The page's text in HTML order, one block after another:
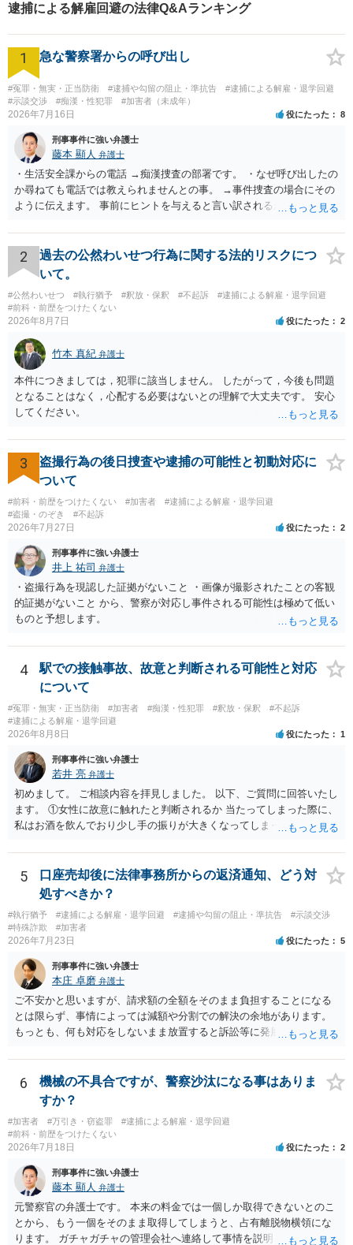
逮捕による解雇回避の法律Q&Aランキング
1 急な警察署からの呼び出し
#冤罪・無実・正当防衛 #逮捕や勾留の阻止・準抗告
#逮捕による解雇・退学回避
#示談交渉
#痴漢・性犯罪 #加害者（未成年）
2026年7月16日 役にたった 8
刑事事件に強い弁護士
藤本 顯人 弁護士
・生活安全課からの電話 →痴漢捜査の部署です。 ・なぜ呼び出したの
か尋ねても電話では教えられませんとの事。 →事件捜査の場合にその
ように伝えます。 事前にヒントを与えると言い訳されるからです。 ・
たり →やはり痴漢として疑われているのでは。 そもそも痴漢をやって
ないのであれば、何も疑われる筋合いは無いわけですし狼狽える必要
はないですね。
2
過去の公然わいせつ行為に関する法的リスクにつ
いて。
#公然わいせつ #執行猶予 #釈放・保釈 #不起訴
#逮捕による解雇・退学回避
#前科・前歴をつけたくない
2026年8月7日 役にたった 2
竹本 真紀 弁護士
本件につきましては，犯罪に該当しません。 したがって，今後も問題
となることはなく，心配する必要はないとの理解で大丈夫です。 安心
してください。
3
盗撮行為の後日捜査や逮捕の可能性と初動対応に
ついて
#前科・前歴をつけたくない #加害者
#逮捕による解雇・退学回避
#盗撮・のぞき
#不起訴
2026年7月27日 役にたった 2
刑事事件に強い弁護士
井上 祐司 弁護士
・盗撮行為を現認した証拠がないこと ・画像が撮影されたことの客観
的証拠がないこと から、警察が対応し事件される可能性は極めて低い
ものと予想します。
4
駅での接触事故、故意と判断される可能性と対応
について
#冤罪・無実・正当防衛 #加害者 #痴漢・性犯罪 #釈放・保釈
#不起訴
#逮捕による解雇・退学回避
2026年8月8日 役にたった 1
刑事事件に強い弁護士
若井 亮 弁護士
初めまして。 ご相談内容を拝見しました。 以下、ご質問に回答いたし
ます。 ①女性に故意に触れたと判断されるか 当たってしまった際に、
私はお酒を飲んでおり少し手の振りが大きくなってしまっていたこと
いた場合、故意だと判定されやすいのでしょうか？ お伺いする限り、
故意があると判断されることは無いかと思います。 ②逮捕、呼び出し
の可能性 この行為により、痴漢やその他の犯罪を犯したとして、逮
捕、呼び出しされる可能性はどれほどでしょうか？ 誤って当たってし
まっただけであり、さらにその場で女性等のアクションが無かったこ
とからすると、この後に呼び出される可能性は極めて低いと思いま
能性があると考えれば良いのでしょうか？ 逮捕や呼び出しの可能性は
極めて低いと思います。 連絡が来ることはないでしょう。
5
口座売却後に法律事務所からの返済通知、どう対
処すべきか？
#執行猶予 #逮捕による解雇・退学回避 #逮捕や勾留の阻止・準抗告
#示談交渉
#特殊詐欺
#加害者
2026年7月23日 役にたった 5
刑事事件に強い弁護士
本庄 卓磨 弁護士
ご不安かと思いますが、請求額の全額をそのまま負担することになる
とは限らず、事情によっては減額や分割での解決の余地があります。
もっとも、何も対応をしないまま放置すると訴訟等に発展してしまう
めします。
6
機械の不具合ですが、警察沙汰になる事はありま
すか？
#加害者 #万引き・窃盗罪
#逮捕による解雇・退学回避
#前科・前歴をつけたくない
2026年7月18日 役にたった 2
刑事事件に強い弁護士
藤本 顯人 弁護士
元警察官の弁護士です。 本来の料金では一個しか取得できないとのこ
とから、もう一個をそのまま取得してしまうと、占有離脱物横領にな
ります。 ガチャガチャの管理会社へ連絡して事情を説明して一個返還